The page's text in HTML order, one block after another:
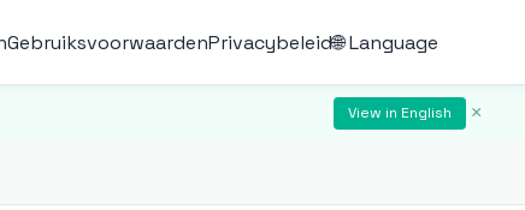
GebruiksvoorwaardenPrivacybeleid🌐 Language
View in English ×